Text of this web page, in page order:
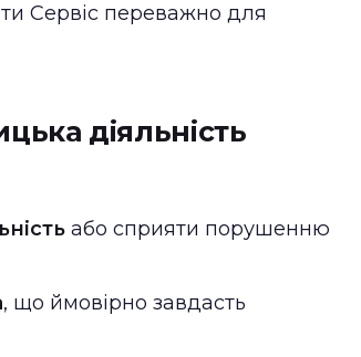
Сервіс переважно для
діяльність
або сприяти порушенню
, що ймовірно завдасть